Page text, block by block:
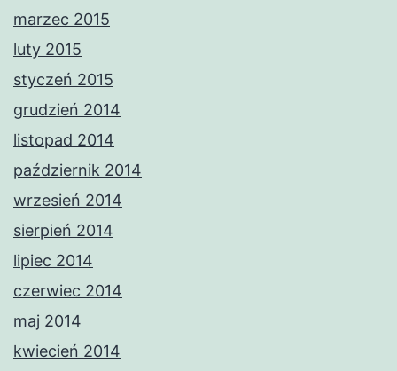
marzec 2015
luty 2015
styczeń 2015
grudzień 2014
listopad 2014
październik 2014
wrzesień 2014
sierpień 2014
lipiec 2014
czerwiec 2014
maj 2014
kwiecień 2014